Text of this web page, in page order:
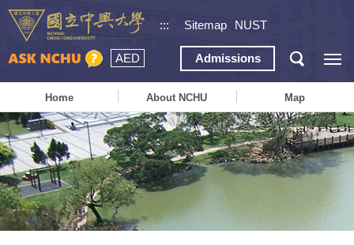
::: Sitemap NUST
AED Admissions
Home About NCHU Map